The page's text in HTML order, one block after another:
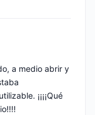
a medio abrir y
¡¡¡¡Qué